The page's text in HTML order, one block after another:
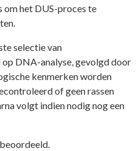
het DUS-proces te
selectie van
DNA-analyse, gevolgd door
kenmerken worden
of geen rassen
volgt indien nodig nog een